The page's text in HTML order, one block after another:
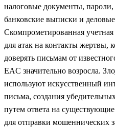
налоговые документы,
банковские выписки и
Скомпрометированная
для атак на контакты жертвы,
доверять письмам от
EAC значительно возросла.
используют искусственный
письма, создания
путем ответа на
для отправки мошеннических